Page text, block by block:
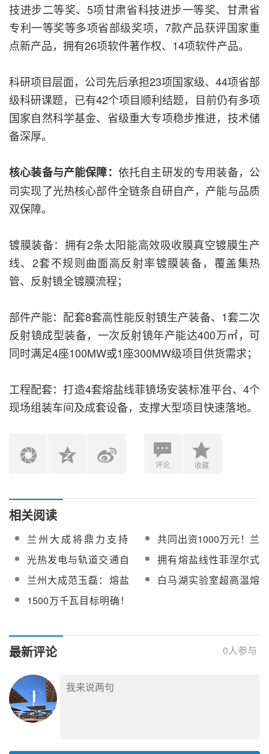
技进步二等奖、5项甘肃省科技进步一等奖、甘肃省
专利一等奖等多项省部级奖项，7款产品获评国家重
点新产品，拥有26项软件著作权、14项软件产品。
科研项目层面，公司先后承担23项国家级、44项省部
级科研课题，已有42个项目顺利结题，目前仍有多项
国家自然科学基金、省级重大专项稳步推进，技术储
备深厚。
核心装备与产能保障： 依托自主研发的专用装备，公
司实现了光热核心部件全链条自研自产，产能与品质
双保障。
镀膜装备：拥有2条太阳能高效吸收膜真空镀膜生产
线、2套不规则曲面高反射率镀膜装备，覆盖集热
管、反射镜全镀膜流程；
部件产能：配套8套高性能反射镜生产装备、1套二次
反射镜成型装备，一次反射镜年产能达400万㎡，可
同时满足4座100MW或1座300MW级项目供货需求；
工程配套：打造4套熔盐线菲镜场安装标准平台、4个
现场组装车间及成套设备，支撑大型项目快速落地。
评论 收藏
相关阅读
兰州大成将鼎力支持
2026第十三届中国国际
光热大会召开
共同出资1000万元！兰
石重装携手兰州大成、
山西常晟联合成立熔盐
储能公司
光热发电与轨道交通自
动化的国内领跑者——
探访兰州大成科技股份
有限公司
拥有熔盐线性菲涅尔式
光热全套技术！兰州大
成将鼎力支持第十二届
兰州大成范玉磊：熔盐
线性菲涅尔式光热电站
的建设运行及市场化新
白马湖实验室超高温熔
1500万千瓦目标明确！
电规模化发展
最新评论 0人参与